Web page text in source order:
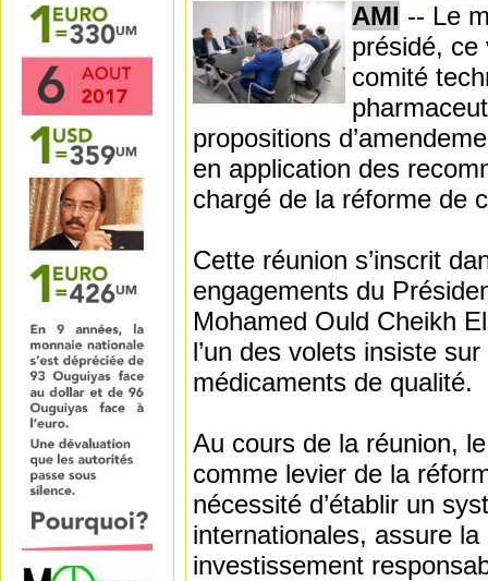
AMI -- Le
présidé, ce
comité
propositions
en application des
chargé de la réforme de
Cette réunion s’inscrit
engagements du
Mohamed Ould Cheikh
l’un des volets insiste
médicaments de qualité.
Au cours de la réunion,
comme levier de la
nécessité d’établir un
internationales, assure
investissement